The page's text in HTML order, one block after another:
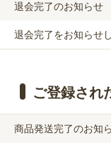
退会完了のお知らせ
退会完了をお知らせ
ご登録され
商品発送完了のお知